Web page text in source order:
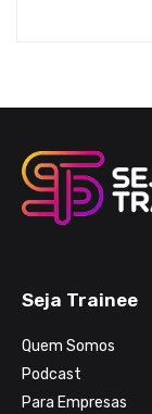
Seja Trainee
Quem Somos
Podcast
Para Empresas